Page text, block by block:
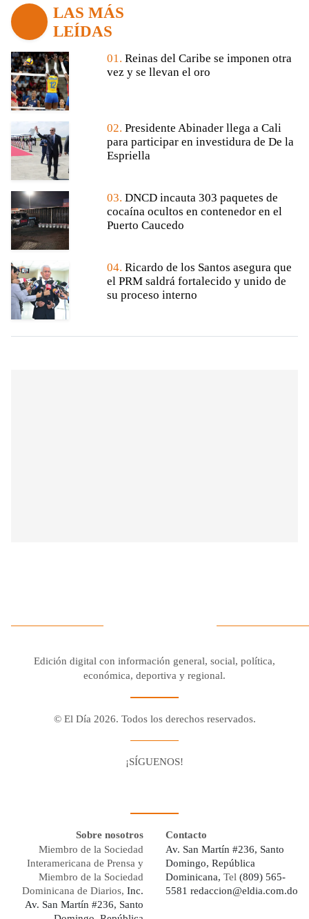
LAS MÁS
LEÍDAS
01. Reinas del Caribe se imponen otra
vez y se llevan el oro
02. Presidente Abinader llega a Cali
para participar en investidura de De la
Espriella
03. DNCD incauta 303 paquetes de
cocaína ocultos en contenedor en el
Puerto Caucedo
04. Ricardo de los Santos asegura que
el PRM saldrá fortalecido y unido de
su proceso interno
Edición digital con información general, social, política,
económica, deportiva y regional.
© El Día 2026. Todos los derechos reservados.
¡SÍGUENOS!
Sobre nosotros
Miembro de la Sociedad
Interamericana de Prensa y
Miembro de la Sociedad
Dominicana de Diarios, Inc.
Av. San Martín #236, Santo
Contacto
Av. San Martín #236, Santo
Domingo, República
Dominicana, Tel (809) 565-
5581 redaccion@eldia.com.do